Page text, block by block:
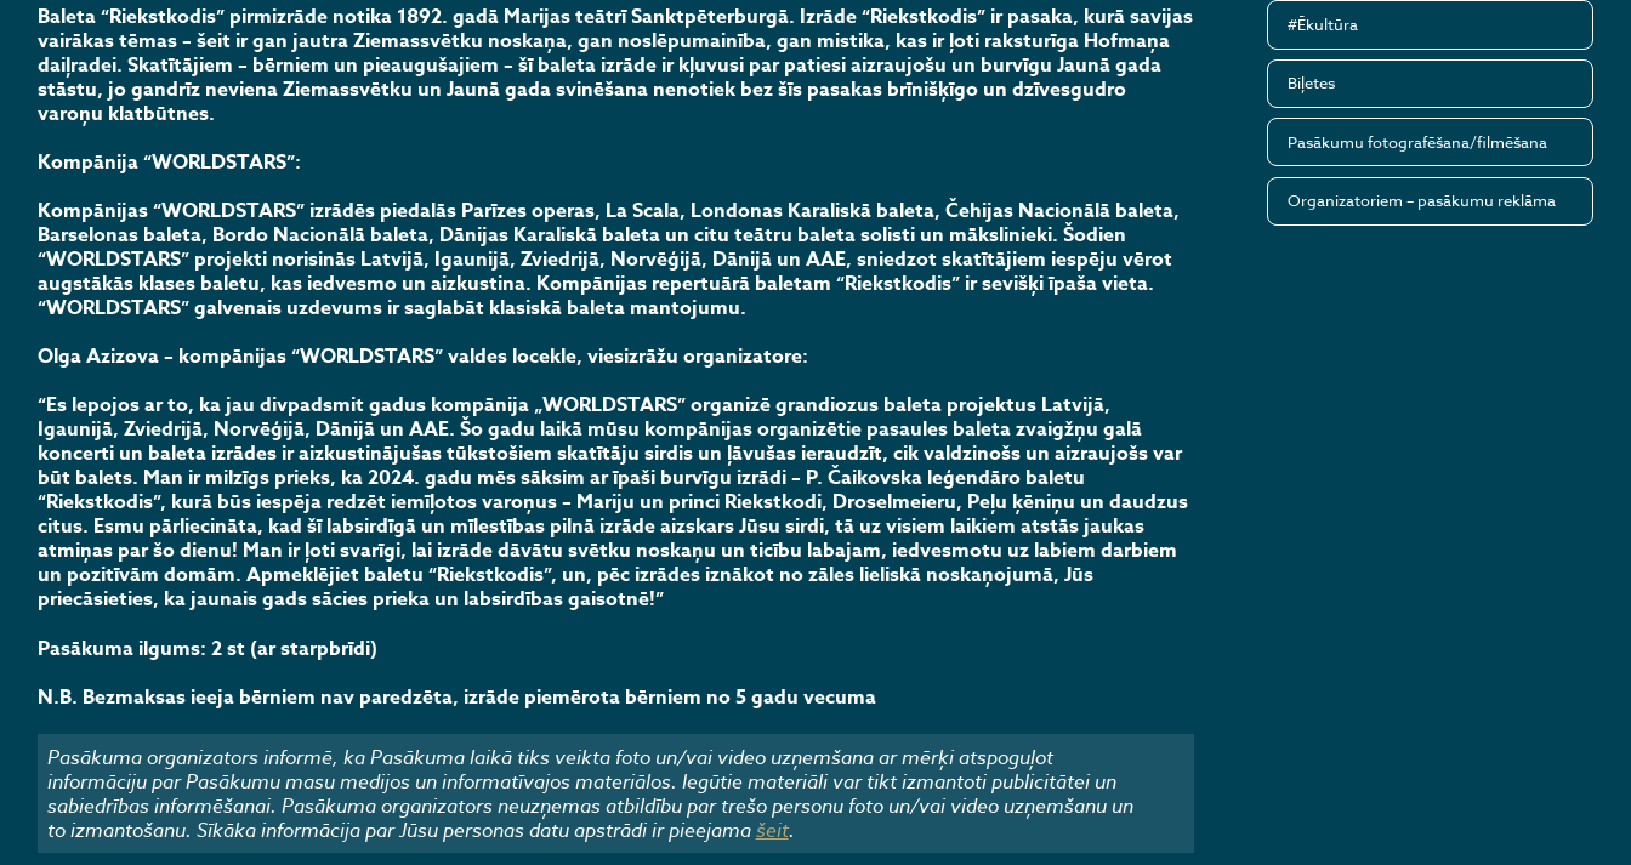
Baleta “Riekstkodis” pirmizrāde notika 1892. gadā Marijas teātrī Sanktpēterburgā. Izrāde “Riekstkodis” ir pasaka, kurā savijas
vairākas tēmas – šeit ir gan jautra Ziemassvētku noskaņa, gan noslēpumainība, gan mistika, kas ir ļoti raksturīga Hofmaņa
daiļradei. Skatītājiem – bērniem un pieaugušajiem – šī baleta izrāde ir kļuvusi par patiesi aizraujošu un burvīgu Jaunā gada
stāstu, jo gandrīz neviena Ziemassvētku un Jaunā gada svinēšana nenotiek bez šīs pasakas brīnišķīgo un dzīvesgudro
varoņu klatbūtnes.
Kompānija “WORLDSTARS”:
Kompānijas “WORLDSTARS” izrādēs piedalās Parīzes operas, La Scala, Londonas Karaliskā baleta, Čehijas Nacionālā baleta,
Barselonas baleta, Bordo Nacionālā baleta, Dānijas Karaliskā baleta un citu teātru baleta solisti un mākslinieki. Šodien
“WORLDSTARS” projekti norisinās Latvijā, Igaunijā, Zviedrijā, Norvēģijā, Dānijā un AAE, sniedzot skatītājiem iespēju vērot
augstākās klases baletu, kas iedvesmo un aizkustina. Kompānijas repertuārā baletam “Riekstkodis” ir sevišķi īpaša vieta.
“WORLDSTARS” galvenais uzdevums ir saglabāt klasiskā baleta mantojumu.
Olga Azizova – kompānijas “WORLDSTARS” valdes locekle, viesizrāžu organizatore:
“Es lepojos ar to, ka jau divpadsmit gadus kompānija „WORLDSTARS” organizē grandiozus baleta projektus Latvijā,
Igaunijā, Zviedrijā, Norvēģijā, Dānijā un AAE. Šo gadu laikā mūsu kompānijas organizētie pasaules baleta zvaigžņu galā
koncerti un baleta izrādes ir aizkustinājušas tūkstošiem skatītāju sirdis un ļāvušas ieraudzīt, cik valdzinošs un aizraujošs var
būt balets. Man ir milzīgs prieks, ka 2024. gadu mēs sāksim ar īpaši burvīgu izrādi – P. Čaikovska leģendāro baletu
“Riekstkodis”, kurā būs iespēja redzēt iemīļotos varoņus – Mariju un princi Riekstkodi, Droselmeieru, Peļu ķēniņu un daudzus
citus. Esmu pārliecināta, kad šī labsirdīgā un mīlestības pilnā izrāde aizskars Jūsu sirdi, tā uz visiem laikiem atstās jaukas
atmiņas par šo dienu! Man ir ļoti svarīgi, lai izrāde dāvātu svētku noskaņu un ticību labajam, iedvesmotu uz labiem darbiem
un pozitīvām domām. Apmeklējiet baletu “Riekstkodis”, un, pēc izrādes iznākot no zāles lieliskā noskaņojumā, Jūs
priecāsieties, ka jaunais gads sācies prieka un labsirdības gaisotnē!”
Pasākuma ilgums: 2 st (ar starpbrīdi)
N.B. Bezmaksas ieeja bērniem nav paredzēta, izrāde piemērota bērniem no 5 gadu vecuma
Pasākuma organizators informē, ka Pasākuma laikā tiks veikta foto un/vai video uzņemšana ar mērķi atspoguļot
informāciju par Pasākumu masu medijos un informatīvajos materiālos. Iegūtie materiāli var tikt izmantoti publicitātei un
sabiedrības informēšanai. Pasākuma organizators neuzņemas atbildību par trešo personu foto un/vai video uzņemšanu un
to izmantošanu. Sīkāka informācija par Jūsu personas datu apstrādi ir pieejamašeit.
#Ēkultūra
Biļetes
Pasākumu fotografēšana/filmēšana
Organizatoriem – pasākumu reklāma